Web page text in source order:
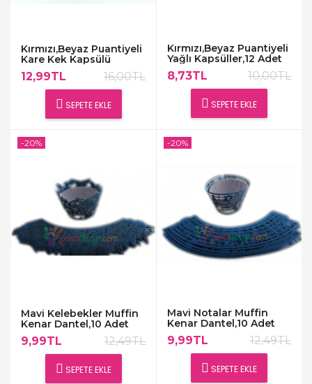
Kırmızı,Beyaz Puantiyeli
Kare Kek Kapsülü
12,99TL 16,00TL
SEPETE EKLE
Kırmızı,Beyaz Puantiyeli
Yağlı Kapsüller,12 Adet
8,73TL 10,00TL
SEPETE EKLE
Mavi Kelebekler Muffin
Kenar Dantel,10 Adet
9,99TL 12,49TL
SEPETE EKLE
-20%
Mavi Notalar Muffin
Kenar Dantel,10 Adet
9,99TL 12,49TL
SEPETE EKLE
-20%